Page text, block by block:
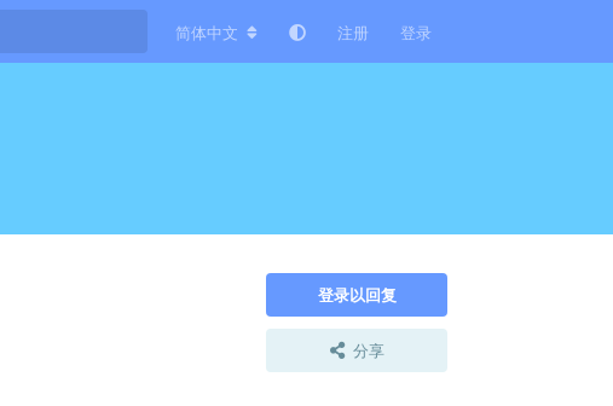
简体中文 注册 登录
登录以回复
分享